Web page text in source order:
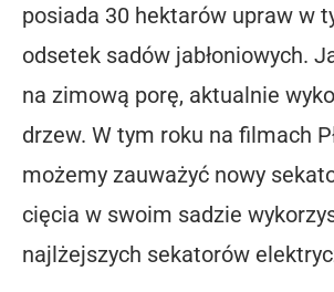
posiada 30 hektarów upraw w
odsetek sadów jabłoniowych.
na zimową porę, aktualnie
drzew. W tym roku na filmach
możemy zauważyć nowy
cięcia w swoim sadzie
najlżejszych sekatorów